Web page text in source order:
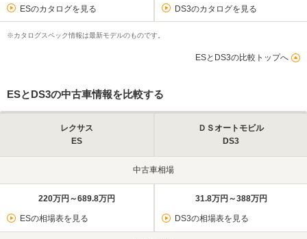
ESのカタログを見る DS3のカタログを見る
※カタログスペック情報は最新モデルのものです。
ESとDS3の比較トップへ
ESとDS3の中古車情報を比較する
レクサス
ES
ＤＳオートモビル
DS3
中古車相場
220万円～689.8万円
ESの相場表を見る
31.8万円～388万円
DS3の相場表を見る